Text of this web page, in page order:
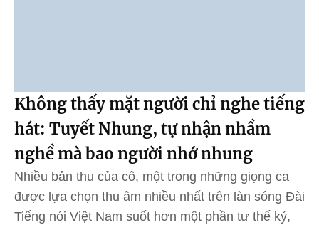
Không thấy mặt người chỉ nghe tiếng
hát: Tuyết Nhung, tự nhận nhầm
nghề mà bao người nhớ nhung
Nhiều bản thu của cô, một trong những giọng ca
được lựa chọn thu âm nhiều nhất trên làn sóng Đài
Tiếng nói Việt Nam suốt hơn một phần tư thế kỷ,